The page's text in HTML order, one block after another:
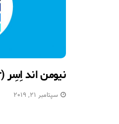
نیومن اند اِسِر (Neuman & Esser)
سپتامبر 21, 2019